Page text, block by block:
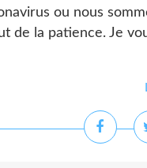
ou nous
de la patience. Je